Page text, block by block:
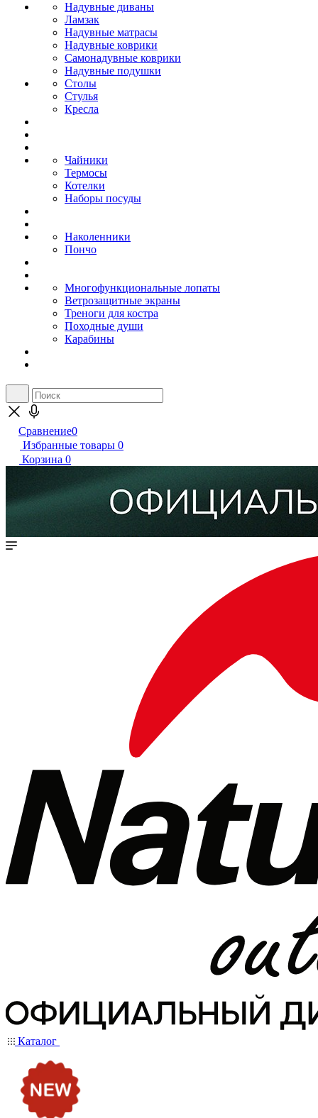
Надувные диваны
Ламзак
Надувные матрасы
Надувные коврики
Самонадувные коврики
Надувные подушки
Столы
Стулья
Кресла
Чайники
Термосы
Котелки
Наборы посуды
Наколенники
Пончо
Многофункциональные лопаты
Ветрозащитные экраны
Треноги для костра
Походные души
Карабины
Сравнение0
Избранные товары 0
Корзина 0
Каталог